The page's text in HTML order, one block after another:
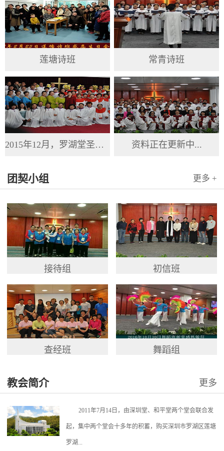
莲塘诗班 常青诗班
2015年12月，罗湖堂圣诞节 资料正在更新中...
团契小组 更多 +
接待组 初信班
查经班 舞蹈组
教会简介 更多
2011年7月14日，由深圳堂、和平堂两个堂会联合发
起，集中两个堂会十多年的积蓄，购买深圳市罗湖区莲塘
罗湖...